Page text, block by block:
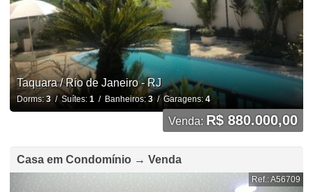
Taquara / Rio de Janeiro - RJ
Dorms: 3/ Suítes: 1/ Banheiros: 3/ Garagens: 4
Venda: R$ 880.000,00
Casa em Condomínio → Venda
Ref.: A56709